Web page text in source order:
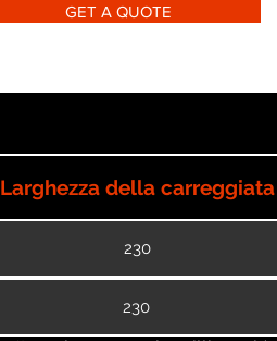
GET A QUOTE
Larghezza della carreggiata
230
230